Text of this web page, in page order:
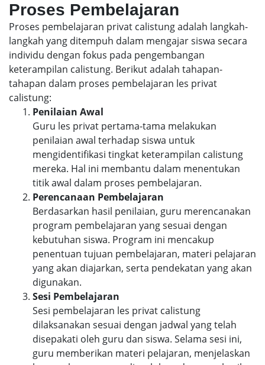
Proses Pembelajaran
Proses pembelajaran privat calistung adalah langkah-
langkah yang ditempuh dalam mengajar siswa secara
individu dengan fokus pada pengembangan
keterampilan calistung. Berikut adalah tahapan-
tahapan dalam proses pembelajaran les privat
calistung:
Penilaian Awal
Guru les privat pertama-tama melakukan
penilaian awal terhadap siswa untuk
mengidentifikasi tingkat keterampilan calistung
mereka. Hal ini membantu dalam menentukan
titik awal dalam proses pembelajaran.
Perencanaan Pembelajaran
Berdasarkan hasil penilaian, guru merencanakan
program pembelajaran yang sesuai dengan
kebutuhan siswa. Program ini mencakup
penentuan tujuan pembelajaran, materi pelajaran
yang akan diajarkan, serta pendekatan yang akan
digunakan.
Sesi Pembelajaran
Sesi pembelajaran les privat calistung
dilaksanakan sesuai dengan jadwal yang telah
disepakati oleh guru dan siswa. Selama sesi ini,
guru memberikan materi pelajaran, menjelaskan